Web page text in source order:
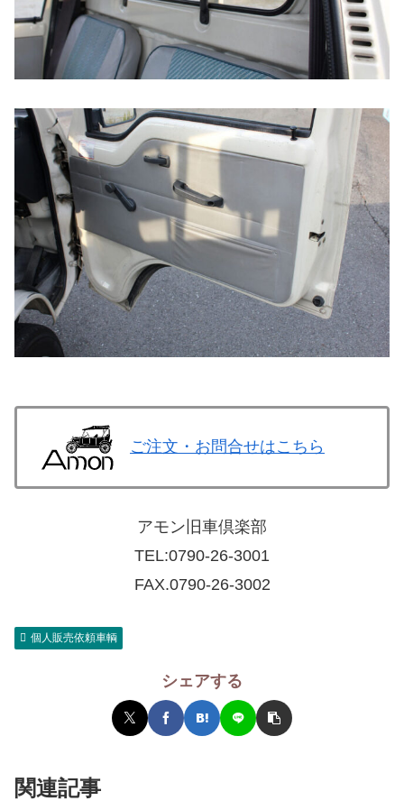
ご注文・お問合せはこちら
アモン旧車倶楽部
TEL:0790-26-3001
FAX.0790-26-3002
個人販売依頼車輌
シェアする
関連記事